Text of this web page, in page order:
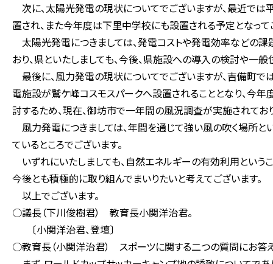
次に、太陽光発電の現状についてでございますが、最近で
置され、また今年度は下里中学校にも設置される予定となって
太陽光発電につきましては、発電コストや発電効率などの
おり、県といたしましても、今後、県施設への導入の検討や一
最後に、風力発電の現状についてでございますが、吉備町
電施設が鷲ケ峰コスモスパークへ設置されることとなり、今
討するため、現在、御坊市で一年間の風況調査が実施されてお
風力発電につきましては、年間を通じて強い風の吹く場所
ているところでございます。
いずれにいたしましても、自然エネルギーの有効利用という
今後とも積極的に取り組んでまいりたいと考えてございます。
以上でございます。
○議長（下川俊樹君） 教育長小関洋治君。
〔小関洋治君、登壇〕
○教育長（小関洋治君） スポーツに関する二つの質問にお答